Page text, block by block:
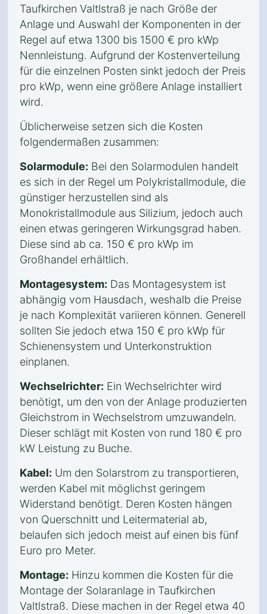
Taufkirchen Valtlstraß je nach Größe der
Anlage und Auswahl der Komponenten in der
Regel auf etwa 1300 bis 1500 € pro kWp
Nennleistung. Aufgrund der Kostenverteilung
für die einzelnen Posten sinkt jedoch der Preis
pro kWp, wenn eine größere Anlage installiert
wird.
Üblicherweise setzen sich die Kosten
folgendermaßen zusammen:
Solarmodule: Bei den Solarmodulen handelt
es sich in der Regel um Polykristallmodule, die
günstiger herzustellen sind als
Monokristallmodule aus Silizium, jedoch auch
einen etwas geringeren Wirkungsgrad haben.
Diese sind ab ca. 150 € pro kWp im
Großhandel erhältlich.
Montagesystem: Das Montagesystem ist
abhängig vom Hausdach, weshalb die Preise
je nach Komplexität variieren können. Generell
sollten Sie jedoch etwa 150 € pro kWp für
Schienensystem und Unterkonstruktion
einplanen.
Wechselrichter: Ein Wechselrichter wird
benötigt, um den von der Anlage produzierten
Gleichstrom in Wechselstrom umzuwandeln.
Dieser schlägt mit Kosten von rund 180 € pro
kW Leistung zu Buche.
Kabel: Um den Solarstrom zu transportieren,
werden Kabel mit möglichst geringem
Widerstand benötigt. Deren Kosten hängen
von Querschnitt und Leitermaterial ab,
belaufen sich jedoch meist auf einen bis fünf
Euro pro Meter.
Montage: Hinzu kommen die Kosten für die
Montage der Solaranlage in Taufkirchen
Valtlstraß. Diese machen in der Regel etwa 40